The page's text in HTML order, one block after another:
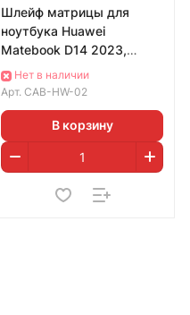
Шлейф матрицы для
ноутбука Huawei
Matebook D14 2023,
30pinНет в наличии
Арт. CAB-HW-02
В корзину